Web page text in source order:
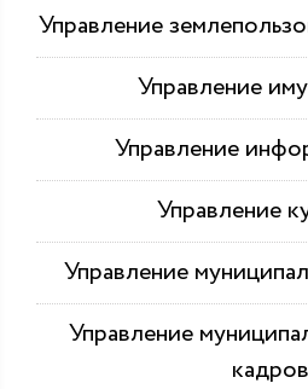
Управление
Управление
Управление
Управление
Управление
Управление
кадров